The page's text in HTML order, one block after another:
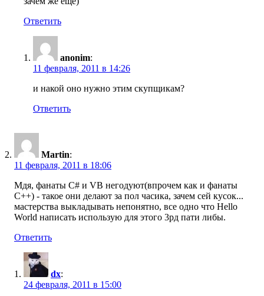
Ответить
anonim:
11 февраля, 2011 в 14:26
и накой оно нужно этим скупщикам?
Ответить
Martin:
11 февраля, 2011 в 18:06
Мдя, фанаты C# и VB негодуют(впрочем как и фанаты
С++) - такое они делают за пол часика, зачем сей кусок...
мастерства выкладывать непонятно, все одно что Hello
World написать использую для этого 3рд пати либы.
Ответить
dx:
24 февраля, 2011 в 15:00